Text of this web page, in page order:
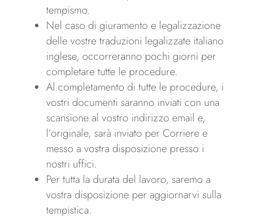
tempismo.
Nel caso di giuramento e legalizzazione
delle vostre traduzioni legalizzate italiano
inglese, occorreranno pochi giorni per
completare tutte le procedure.
Al completamento di tutte le procedure, i
vostri documenti saranno inviati con una
scansione al vostro indirizzo email e,
l’originale, sarà inviato per Corriere e
messo a vostra disposizione presso i
nostri uffici.
Per tutta la durata del lavoro, saremo a
vostra disposizione per aggiornarvi sulla
tempistica.